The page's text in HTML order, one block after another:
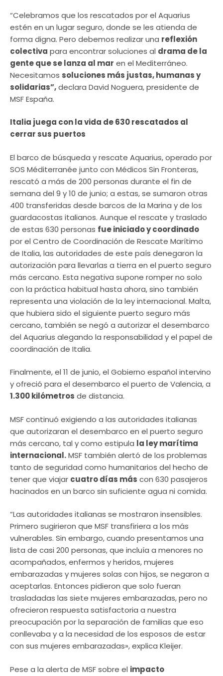
“Celebramos que los rescatados por el Aquarius
estén en un lugar seguro, donde se les atienda de
forma digna. Pero debemos realizar una reflexión
colectiva para encontrar soluciones al drama de la
gente que se lanza al mar en el Mediterráneo.
Necesitamos soluciones más justas, humanas y
solidarias”,declara David Noguera, presidente de
MSF España.
Italia juega con la vida de 630 rescatados al
cerrar sus puertos
El barco de búsqueda y rescate Aquarius, operado por
SOS Méditerranée junto con Médicos Sin Fronteras,
rescató a más de 200 personas durante el fin de
semana del 9 y 10 de junio; a estas, se sumaron otras
400 transferidas desde barcos de la Marina y de los
guardacostas italianos. Aunque el rescate y traslado
de estas 630 personas fue iniciado y coordinado
por el Centro de Coordinación de Rescate Marítimo
de Italia, las autoridades de este país denegaron la
autorización para llevarlas a tierra en el puerto seguro
más cercano. Esta negativa supone romper no solo
con la práctica habitual hasta ahora, sino también
representa una violación de la ley internacional. Malta,
que hubiera sido el siguiente puerto seguro más
cercano, también se negó a autorizar el desembarco
del Aquarius alegando la responsabilidad y el papel de
coordinación de Italia.
Finalmente, el 11 de junio, el Gobierno español intervino
y ofreció para el desembarco el puerto de Valencia, a
1.300 kilómetros de distancia.
MSF continuó exigiendo a las autoridades italianas
que autorizaran el desembarco en el puerto seguro
más cercano, tal y como estipula la ley marítima
internacional.MSF también alertó de los problemas
tanto de seguridad como humanitarios del hecho de
tener que viajar cuatro días más con 630 pasajeros
hacinados en un barco sin suficiente agua ni comida.
“Las autoridades italianas se mostraron insensibles.
Primero sugirieron que MSF transfiriera a los más
vulnerables. Sin embargo, cuando presentamos una
lista de casi 200 personas, que incluía a menores no
acompañados, enfermos y heridos, mujeres
embarazadas y mujeres solas con hijos, se negaron a
aceptarlas. Entonces pidieron que solo fueran
trasladadas las siete mujeres embarazadas, pero no
ofrecieron respuesta satisfactoria a nuestra
preocupación por la separación de familias que eso
conllevaba y a la necesidad de los esposos de estar
con sus mujeres embarazadas», explica Kleijer.
Pese a la alerta de MSF sobre el impacto